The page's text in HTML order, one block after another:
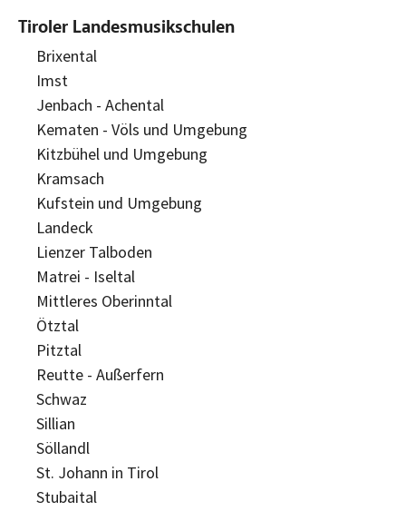
Tiroler Landesmusikschulen
Brixental
Imst
Jenbach - Achental
Kematen - Völs und Umgebung
Kitzbühel und Umgebung
Kramsach
Kufstein und Umgebung
Landeck
Lienzer Talboden
Matrei - Iseltal
Mittleres Oberinntal
Ötztal
Pitztal
Reutte - Außerfern
Schwaz
Sillian
Söllandl
St. Johann in Tirol
Stubaital